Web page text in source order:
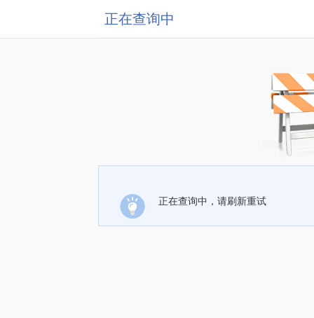
正在查询中
正在查询中，请刷新重试